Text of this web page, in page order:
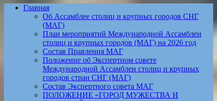
Главная
Об Ассамблее столиц и крупных городов СНГ
(МАГ)
План мероприятий Международной Ассамблеи
столиц и крупных городов (МАГ) на 2026 год
Состав Правления МАГ
Положение об Экспертном совете
Международной Ассамблеи столиц и крупных
городов стран СНГ (МАГ)
Состав Экспертного совета МАГ
ПОЛОЖЕНИЕ «ГОРОД МУЖЕСТВА И